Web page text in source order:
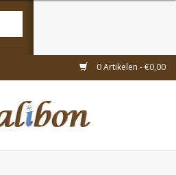
0 Artikelen - €0,00